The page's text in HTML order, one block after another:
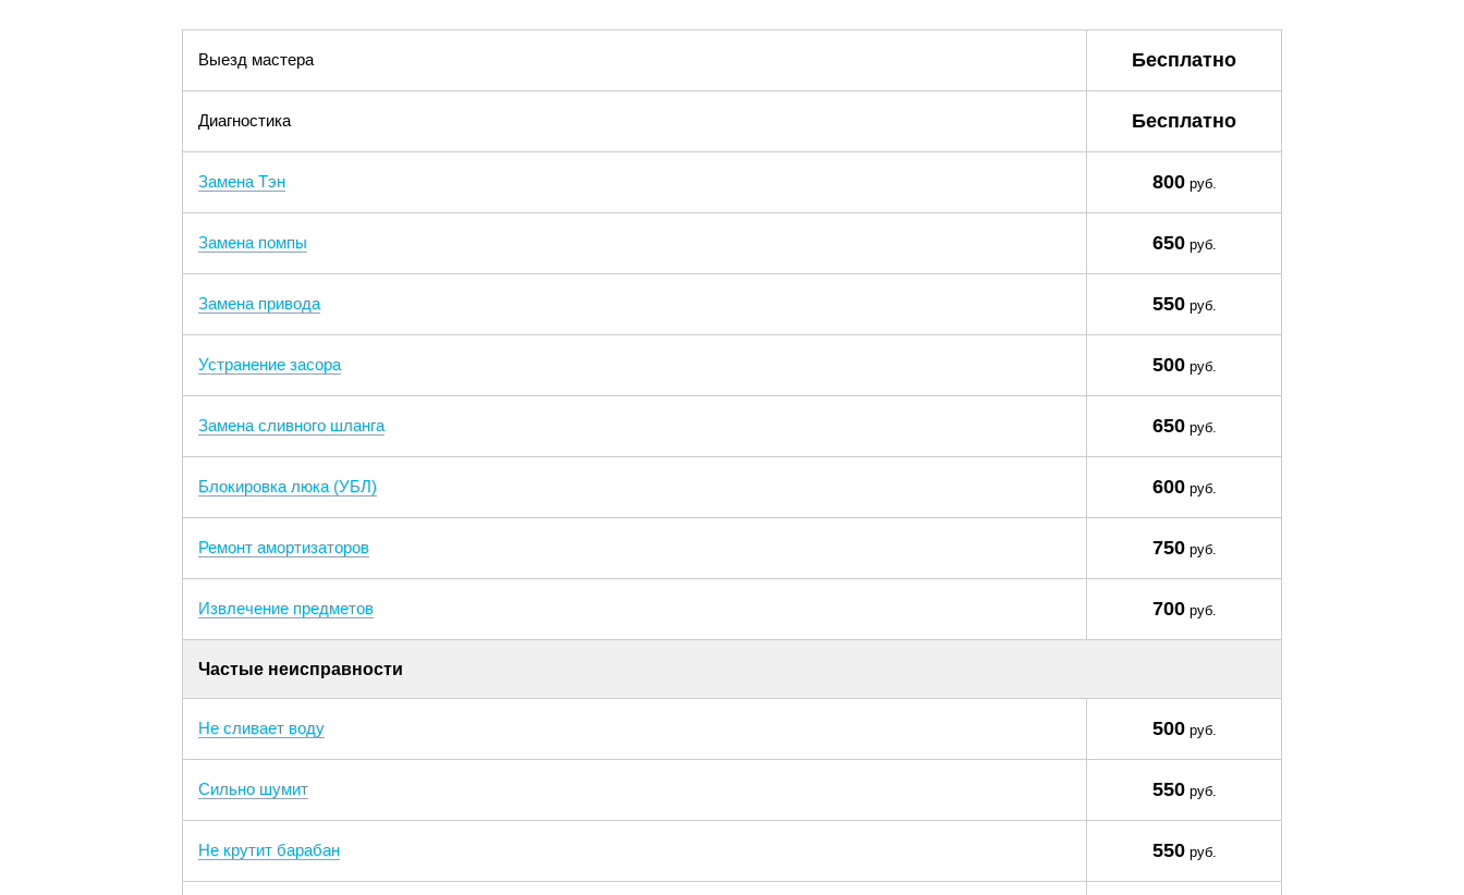
Выезд мастера Бесплатно
Диагностика Бесплатно
Замена Тэн 800руб.
Замена помпы 650руб.
Замена привода 550руб.
Устранение засора 500руб.
Замена сливного шланга 650руб.
Блокировка люка (УБЛ) 600руб.
Ремонт амортизаторов 750руб.
Извлечение предметов 700руб.
Частые неисправности
Не сливает воду 500руб.
Сильно шумит 550руб.
Не крутит барабан 550руб.